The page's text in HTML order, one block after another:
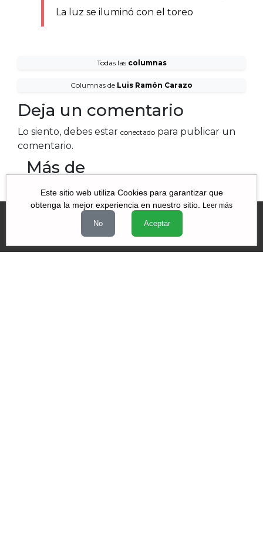
La luz se iluminó con el toreo
Todas las columnas
Columnas de Luis Ramón Carazo
Deja un comentario
Lo siento, debes estar conectado para publicar un
comentario.
Más de
Este sitio web utiliza Cookies para garantizar que
obtenga la mejor experiencia en nuestro sitio.
Leer más
No Aceptar